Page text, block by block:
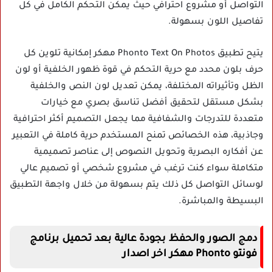
التواصل أو مشروع احترافي حيث يمكن التحكم الكامل في كل
تفاصيل اللون بسهولة.
يتيح تطبيق Phonto Text On Photos مهكر إمكانية تلوين كل
حرف بلون محدد مع حرية التحكم في قوة ظهور الخلفية أو لون
الظل وتأثيراته المختلفة، يمكن تعديل لون النص والخلفية
بشكل مستقل لتحقيق أفضل تناسق بصري مع خيارات
متعددة للتدرجات والشفافية مما يجعل التصميم أكثر احترافية
وجاذبية، هذه الخصائص تمنح المستخدم حرية كاملة في التعبير
عن أفكاره البصرية وتحويل النصوص إلى عناصر تصميمية
متكاملة سواء كنت ترغب في مشروع شخصي أو تصميم عالي
لوسائل التواصل كل ذلك يتم بسهولة من خلال واجهة التطبيق
البسيطة والمباشرة.
دمج الصور والحفظ بجودة عالية بعد تحميل برنامج
فونتو Phonto مهكر اخر اصدار